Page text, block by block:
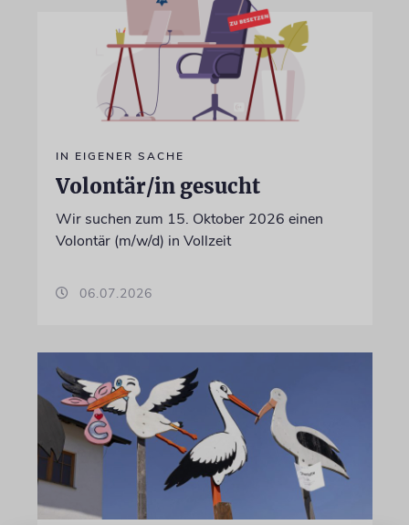
IN EIGENER SACHE
Volontär/in gesucht
Wir suchen zum 15. Oktober 2026 einen
Volontär (m/w/d) in Vollzeit
06.07.2026